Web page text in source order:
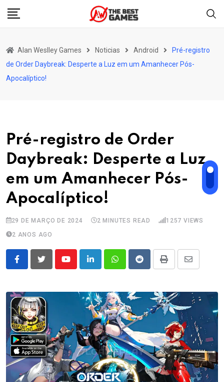
Skip
Alan Weslley Games Noticias Android
Pré-registro
de Order Daybreak: Desperte a Luz em um Amanhecer Pós-
Apocalíptico!
Pré-registro de Order
Daybreak: Desperte a Luz
em um Amanhecer Pós-
Apocalíptico!
29 DE MARÇO DE 2024 2 MINUTES READ 1257 VIEWS
2 ANOS AGO
YoutubeLinkedInWhatsappRedditPrint
Share
Email